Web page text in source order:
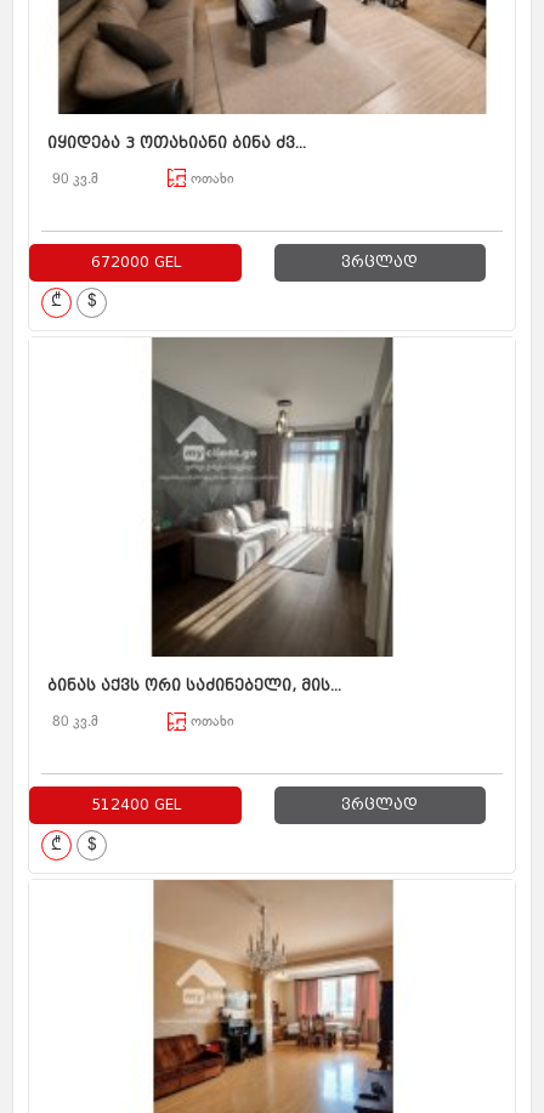
იყიდება 3 ოთახიანი ბინა ძვ...
90 კვ.მ ოთახი
672000 GEL ვრცლად
₾ $
ბინას აქვს ორი საძინებელი, მის...
80 კვ.მ ოთახი
512400 GEL ვრცლად
₾ $